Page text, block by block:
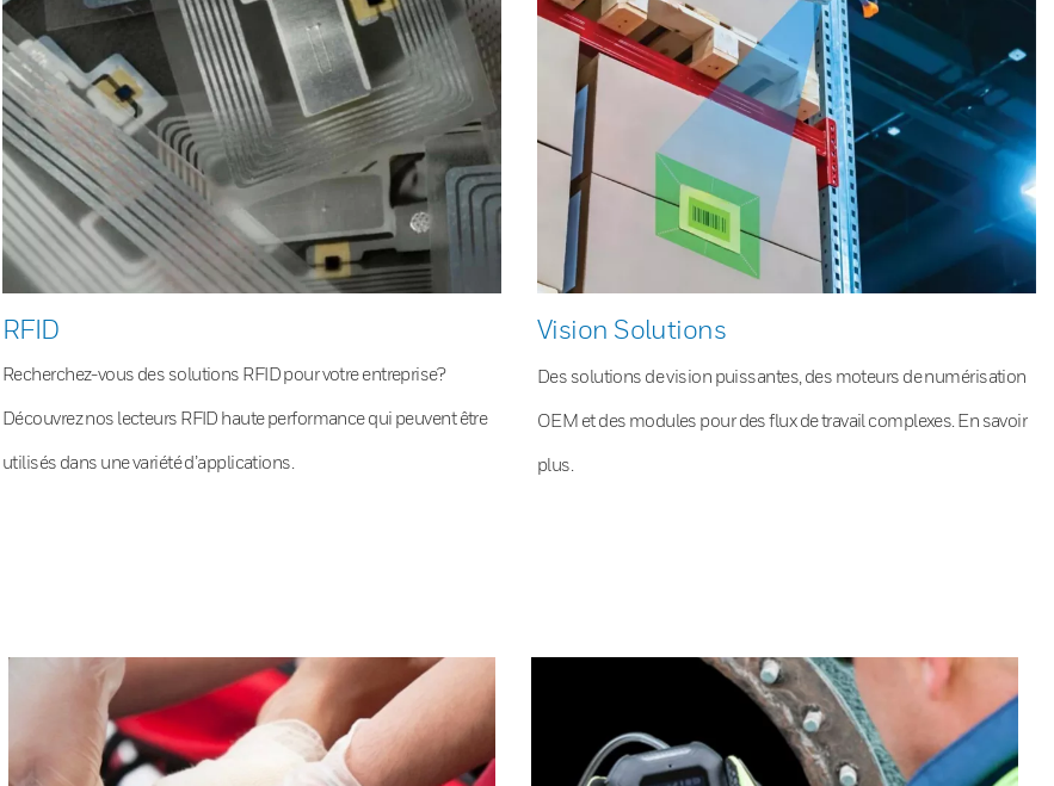
RFID
Recherchez-vous des solutions RFID pour votre entreprise?
Découvrez nos lecteurs RFID haute performance qui peuvent être
utilisés dans une variété d’applications.
Vision Solutions
Des solutions de vision puissantes, des moteurs de numérisation
OEM et des modules pour des flux de travail complexes. En savoir
plus.